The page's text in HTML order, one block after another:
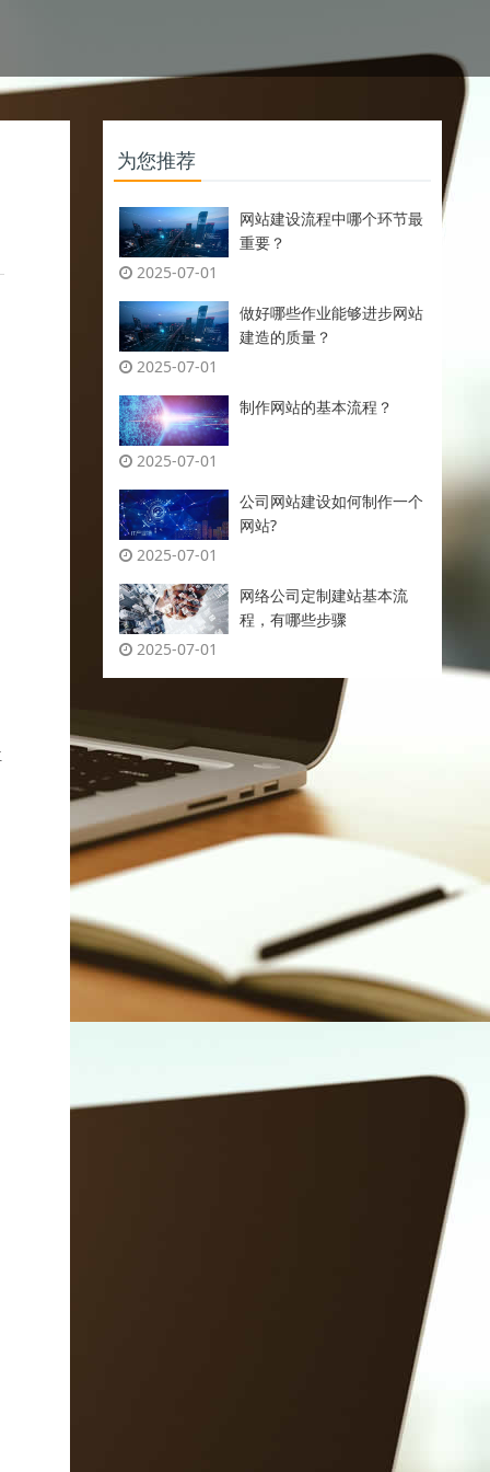
为您推荐
网站建设流程中哪个环节最
重要？
2025-07-01
做好哪些作业能够进步网站
建造的质量？
2025-07-01
制作网站的基本流程？
2025-07-01
公司网站建设如何制作一个
网站?
2025-07-01
网络公司定制建站基本流
程，有哪些步骤
2025-07-01